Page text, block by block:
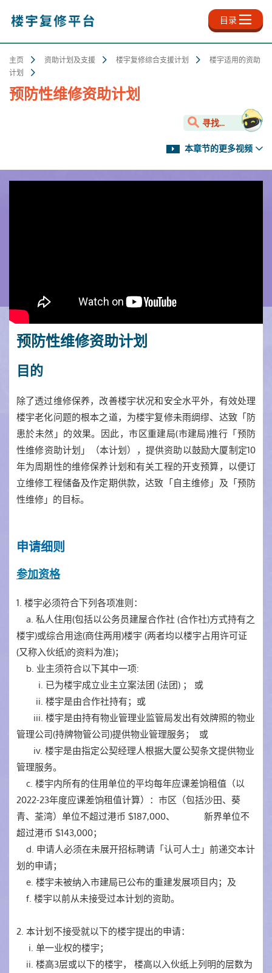
内
目录
主页 资助计划及支援 楼宇复修综合支援计划
楼宇适用的资助
计划
预防性维修资助计划
寻找...
本章节的更多视频
预防性维修资助计划
目的
除了透过维修保养，改善楼宇状况和安全水平外，有效处理
楼宇老化问题的根本之道，为楼宇复修未雨绸缪、达致「防
患於未然」的效果。因此，市区重建局(市建局)推行「预防
性维修资助计划」（本计划），提供资助以鼓励大厦制定10
年为周期性的维修保养计划和有关工程的开支预算，以便订
立维修工程储备及作定期供款，达致「自主维修」及「预防
性维修」的目标。
申请细则
参加资格
1. 楼宇必须符合下列各项准则：
a. 私人住用(包括以公务员建屋合作社 (合作社)方式持有之
楼宇)或综合用途(商住两用)楼宇 (两者均以楼宇占用许可证
(又称入伙纸)的资料为准)；
b. 业主须符合以下其中一项:
i. 已为楼宇成立业主立案法团 (法团) ； 或
ii. 楼宇是由合作社持有；或
iii. 楼宇是由持有物业管理业监管局发出有效牌照的物业
管理公司(持牌物管公司)提供物业管理服务； 或
iv. 楼宇是由指定公契经理人根据大厦公契条文提供物业
管理服务。
c. 楼宇内所有的住用单位的平均每年应课差饷租值（以
2022-23年度应课差饷租值计算）：巿区（包括沙田、葵
青、荃湾）单位不超过港币 $187,000、 新界单位不
超过港币 $143,000；
d. 申请人必须在未展开招标聘请「认可人士」前递交本计
划的申请；
e. 楼宇未被纳入市建局已公布的重建发展项目内；及
f. 楼宇以前从未接受过本计划的资助。
2. 本计划不接受就以下的楼宇提出的申请：
i. 单一业权的楼宇；
ii. 楼高3层或以下的楼宇， 楼高以入伙纸上列明的层数为